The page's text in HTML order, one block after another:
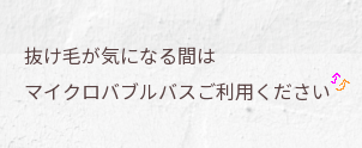
抜け毛が気になる間は
マイクロバブルバスご利用ください